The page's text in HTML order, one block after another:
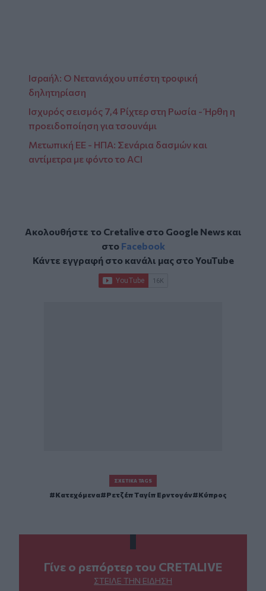
Ισραήλ: Ο Νετανιάχου υπέστη τροφική
δηλητηρίαση
Ισχυρός σεισμός 7,4 Ρίχτερ στη Ρωσία - Ήρθη η
προειδοποίηση για τσουνάμι
Μετωπική ΕΕ - ΗΠΑ: Σενάρια δασμών και
αντίμετρα με φόντο το ACI
Ακολουθήστε το Cretalive στο Google Newsκαι
στο Facebook
Κάντε εγγραφή στο κανάλι μας στοYouTube
ΣΧΕΤΙΚΆ TAGS
Κατεχόμενα Ρετζέπ Ταγίπ Ερντογάν Κύπρος
Γίνε ο ρεπόρτερ του CRETALIVE
ΣΤΕΊΛΕ ΤΗΝ ΕΊΔΗΣΗ